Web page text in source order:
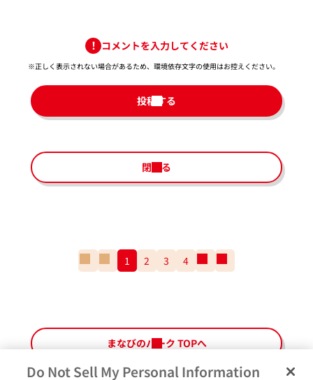
コメントを入力してください
※正しく表示されない場合があるため、環境依存文字の使用はお控えください。​
投稿する
閉じる
番
ペ
ー
ジ
の
1 2 3 4
の
番
ペ
ー
まなびのパーク TOPへ
Do Not Sell My Personal Information